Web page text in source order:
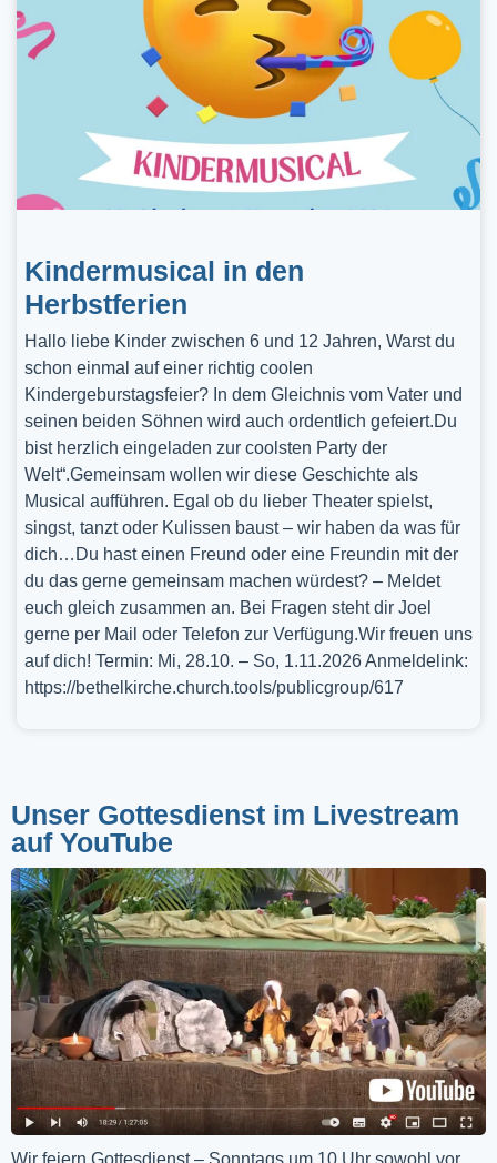
Kindermusical in den
Herbstferien
Hallo liebe Kinder zwischen 6 und 12 Jahren, Warst du
schon einmal auf einer richtig coolen
Kindergeburstagsfeier? In dem Gleichnis vom Vater und
seinen beiden Söhnen wird auch ordentlich gefeiert.Du
bist herzlich eingeladen zur coolsten Party der
Welt“.Gemeinsam wollen wir diese Geschichte als
Musical aufführen. Egal ob du lieber Theater spielst,
singst, tanzt oder Kulissen baust – wir haben da was für
dich…Du hast einen Freund oder eine Freundin mit der
du das gerne gemeinsam machen würdest? – Meldet
euch gleich zusammen an. Bei Fragen steht dir Joel
gerne per Mail oder Telefon zur Verfügung.Wir freuen uns
auf dich! Termin: Mi, 28.10. – So, 1.11.2026 Anmeldelink:
https://bethelkirche.church.tools/publicgroup/617
Unser Gottesdienst im Livestream
auf YouTube
Wir feiern Gottesdienst – Sonntags um 10 Uhr sowohl vor